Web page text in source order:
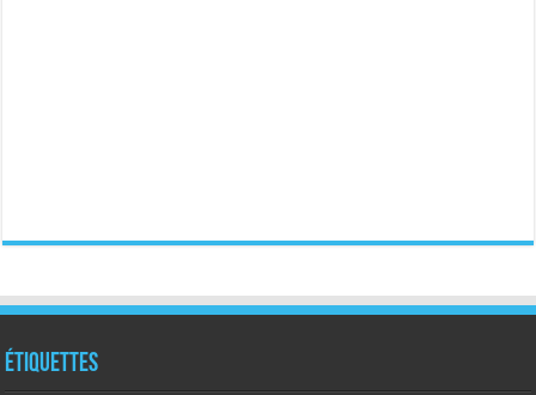
Étiquettes